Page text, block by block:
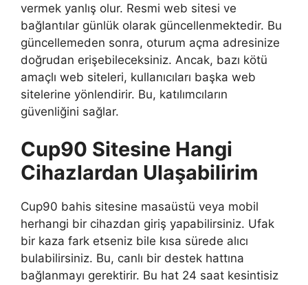
vermek yanlış olur. Resmi web sitesi ve
bağlantılar günlük olarak güncellenmektedir. Bu
güncellemeden sonra, oturum açma adresinize
doğrudan erişebileceksiniz. Ancak, bazı kötü
amaçlı web siteleri, kullanıcıları başka web
sitelerine yönlendirir. Bu, katılımcıların
güvenliğini sağlar.
Cup90 Sitesine Hangi
Cihazlardan Ulaşabilirim
Cup90 bahis sitesine masaüstü veya mobil
herhangi bir cihazdan giriş yapabilirsiniz. Ufak
bir kaza fark etseniz bile kısa sürede alıcı
bulabilirsiniz. Bu, canlı bir destek hattına
bağlanmayı gerektirir. Bu hat 24 saat kesintisiz